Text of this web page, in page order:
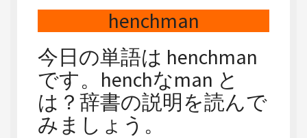
henchman
今日の単語は henchman
です。henchなman と
は？辞書の説明を読んで
みましょう。